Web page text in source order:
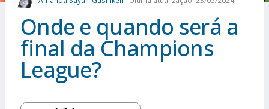
Onde e quando será a
final da Champions
League?